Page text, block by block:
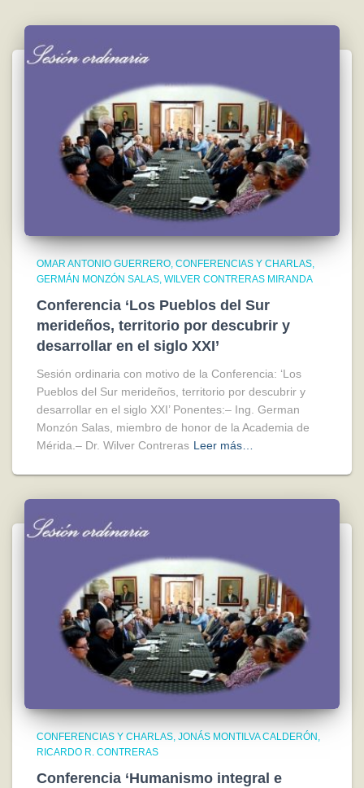
OMAR ANTONIO GUERRERO CONFERENCIAS Y CHARLAS
GERMÁN MONZÓN SALAS WILVER CONTRERAS MIRANDA
Conferencia ‘Los Pueblos del Sur
merideños, territorio por descubrir y
desarrollar en el siglo XXI’
Sesión ordinaria con motivo de la Conferencia: ‘Los
Pueblos del Sur merideños, territorio por descubrir y
desarrollar en el siglo XXI’ Ponentes:– Ing. German
Monzón Salas, miembro de honor de la Academia de
Mérida.– Dr. Wilver Contreras Leer más…
CONFERENCIAS Y CHARLAS JONÁS MONTILVA CALDERÓN
RICARDO R. CONTRERAS
Conferencia ‘Humanismo integral e